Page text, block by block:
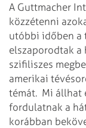
A Guttmacher
közzétenni
utóbbi időben a
elszaporodtak a
szifiliszes
amerikai
témát. Mi állhat
fordulatnak a
korábban